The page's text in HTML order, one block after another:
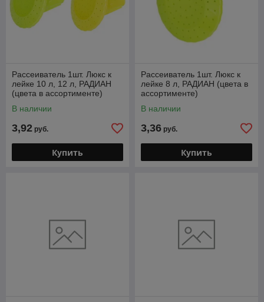
Рассеиватель 1шт. Люкс к
лейке 10 л, 12 л, РАДИАН
(цвета в ассортименте)
В наличии
3,92 руб.
Купить
Рассеиватель 1шт. Люкс к
лейке 8 л, РАДИАН (цвета в
ассортименте)
В наличии
3,36 руб.
Купить